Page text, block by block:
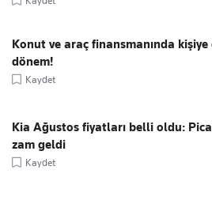
Konut ve araç finansmanında kişiye
dönem!
Kaydet
Kia Ağustos fiyatları belli oldu:
zam geldi
Kaydet